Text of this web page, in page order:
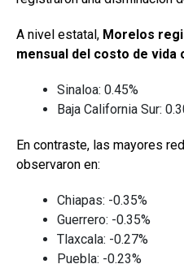
A nivel estatal, Morelos
mensual del costo de vida
Sinaloa: 0.45%
Baja California Sur:
En contraste, las mayores
observaron en:
Chiapas: -0.35%
Guerrero: -0.35%
Tlaxcala: -0.27%
Puebla: -0.23%